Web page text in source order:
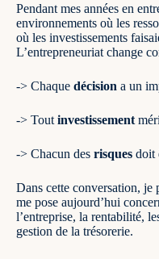
Pendant mes années en
environnements où les
où les investissements
L’entrepreneuriat change
-> Chaque décision a un
-> Tout investissement
-> Chacun des risques doit
Dans cette conversation, je
me pose aujourd’hui
l’entreprise, la rentabilité,
gestion de la trésorerie.